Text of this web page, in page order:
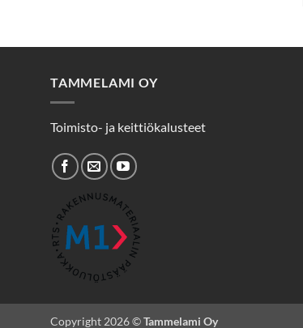
TAMMELAMI OY
Toimisto- ja keittiökalusteet
Copyright 2026 ©Tammelami Oy